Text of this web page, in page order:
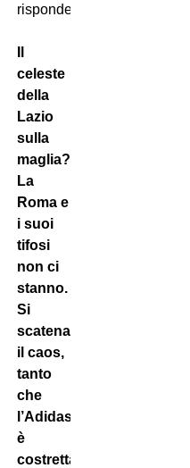
risponde
celeste
della
Lazio
sulla
maglia?
La
Roma e
i suoi
tifosi
non ci
stanno.
Si
scatena
il caos,
tanto
che
l’Adidas
è
costretta